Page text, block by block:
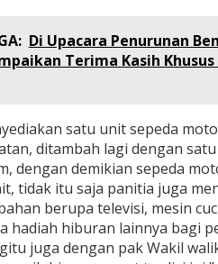
Di Upacara Penurunan
Terima Kasih
satu unit sepeda
ditambah lagi dengan
dengan demikian sepeda
tidak itu saja panitia juga
berupa televisi, mesin
hadiah hiburan lainnya bagi
juga dengan pak Wakil